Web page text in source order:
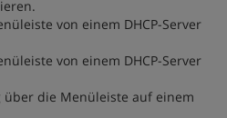
von einem DHCP-Server
von einem DHCP-Server
über die Menüleiste auf einem